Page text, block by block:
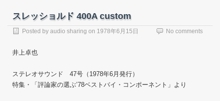
スレッショルド 400A custom
Posted by audio sharing on 1978年6月15日 No comments
井上卓也
ステレオサウンド 47号（1978年6月発行）
特集・「評論家の選ぶ’78ベストバイ・コンポーネント」より